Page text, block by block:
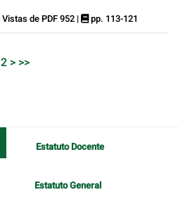
Vistas de PDF 952 | pp. 113-121
2 > >>
Estatuto Docente
Estatuto General